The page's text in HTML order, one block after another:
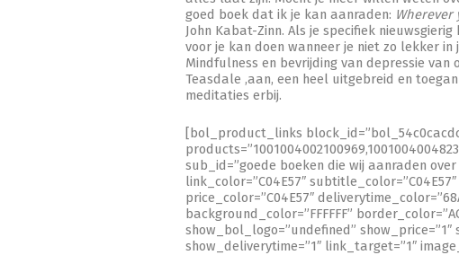
goed boek dat ik je kan aanraden:
John Kabat-Zinn. Als je specifiek
voor je kan doen wanneer je niet zo lekker in
Mindfulness en bevrijding van depressie van
Teasdale ,aan, een heel uitgebreid en
meditaties erbij.
[bol_product_links
sub_id=”goede boeken die wij aanraden
link_color=”C04E57″
price_color=”C04E57″
background_color=”FFFFFF”
show_bol_logo=”undefined” show_price=”1″
show_deliverytime=”1″ link_target=”1″